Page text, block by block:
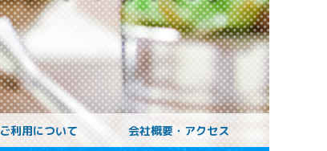
ご利用について 会社概要・アクセス